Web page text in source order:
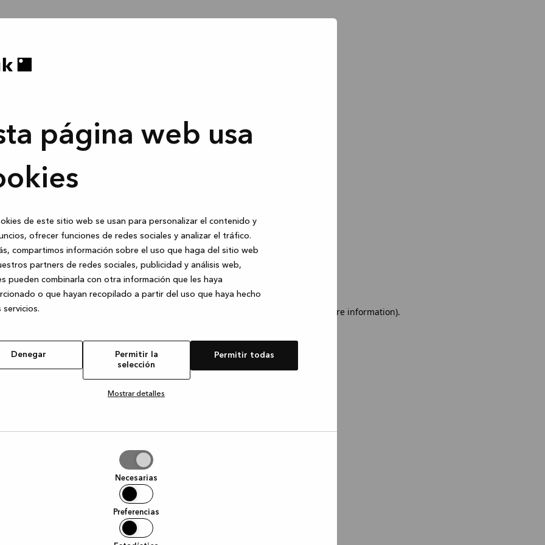
página web usa
de este sitio web se usan para personalizar el contenido y
ofrecer funciones de redes sociales y analizar el tráfico.
compartimos información sobre el uso que haga del sitio web
partners de redes sociales, publicidad y análisis web,
pueden combinarla con otra información que les haya
o que hayan recopilado a partir del uso que haya hecho
servicios.
Denegar
Permitir la
selección
Permitir todas
Mostrar detalles
Necesarias
Preferencias
has occurred (see the browser console for more information).